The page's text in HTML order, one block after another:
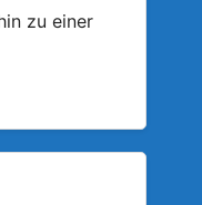
zu einer